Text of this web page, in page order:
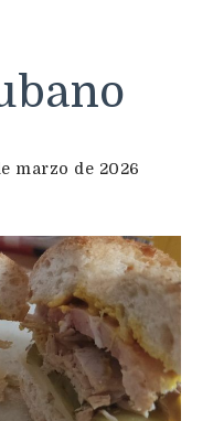
marzo de 2026